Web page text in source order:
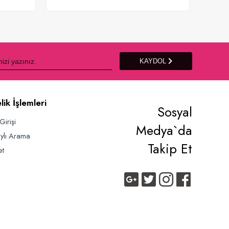
KAYDOL
İşlemleri
Arama
Sosyal
Medya`da
Takip Et